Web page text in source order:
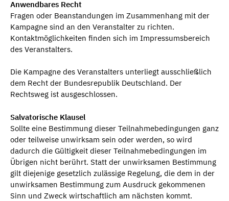
Anwendbares Recht
Fragen oder Beanstandungen im Zusammenhang mit der
Kampagne sind an den Veranstalter zu richten.
Kontaktmöglichkeiten finden sich im Impressumsbereich
des Veranstalters.
Die Kampagne des Veranstalters unterliegt ausschließlich
dem Recht der Bundesrepublik Deutschland. Der
Rechtsweg ist ausgeschlossen.
Salvatorische Klausel
Sollte eine Bestimmung dieser Teilnahmebedingungen ganz
oder teilweise unwirksam sein oder werden, so wird
dadurch die Gültigkeit dieser Teilnahmebedingungen im
Übrigen nicht berührt. Statt der unwirksamen Bestimmung
gilt diejenige gesetzlich zulässige Regelung, die dem in der
unwirksamen Bestimmung zum Ausdruck gekommenen
Sinn und Zweck wirtschaftlich am nächsten kommt.